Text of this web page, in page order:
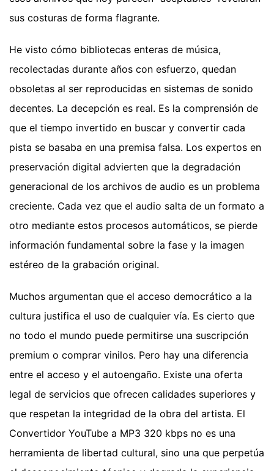
sus costuras de forma flagrante.
He visto cómo bibliotecas enteras de música,
recolectadas durante años con esfuerzo, quedan
obsoletas al ser reproducidas en sistemas de sonido
decentes. La decepción es real. Es la comprensión de
que el tiempo invertido en buscar y convertir cada
pista se basaba en una premisa falsa. Los expertos en
preservación digital advierten que la degradación
generacional de los archivos de audio es un problema
creciente. Cada vez que el audio salta de un formato a
otro mediante estos procesos automáticos, se pierde
información fundamental sobre la fase y la imagen
estéreo de la grabación original.
Muchos argumentan que el acceso democrático a la
cultura justifica el uso de cualquier vía. Es cierto que
no todo el mundo puede permitirse una suscripción
premium o comprar vinilos. Pero hay una diferencia
entre el acceso y el autoengaño. Existe una oferta
legal de servicios que ofrecen calidades superiores y
que respetan la integridad de la obra del artista. El
Convertidor YouTube a MP3 320 kbps no es una
herramienta de libertad cultural, sino una que perpetúa